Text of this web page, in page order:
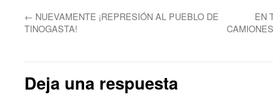
← NUEVAMENTE ¡REPRESIÓN AL PUEBLO DE
TINOGASTA!
EN
Deja una respuesta